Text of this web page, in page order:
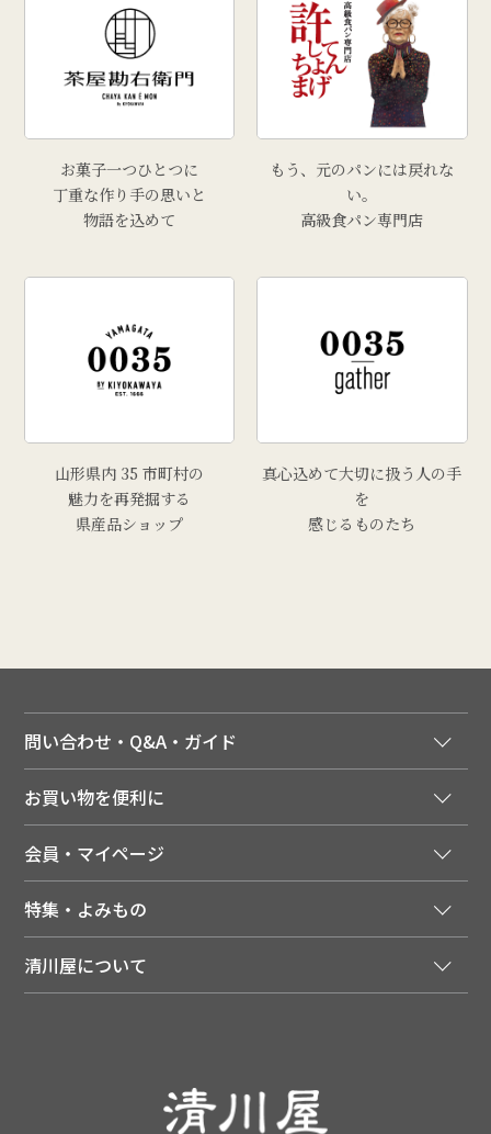
お菓子一つひとつに
丁重な作り手の思いと
物語を込めて
もう、元のパンには戻れな
い。
高級食パン専門店
山形県内 35 市町村の
魅力を再発掘する
県産品ショップ
真心込めて大切に扱う人の手
を
感じるものたち
問い合わせ・Q&A・ガイド
ご利用ガイド
領収書について
送料について
配達日について
返品について
よくあるご質問（FAQ）
お買い物を便利に
季節のカタログを無料でお届け
店舗・ECポイント共通アプリ
LINEお友だち登録
会員・マイページ
会員特典について
注文履歴
特集・よみもの
メディア掲載商品
清川屋のレビューを見る
清川屋について